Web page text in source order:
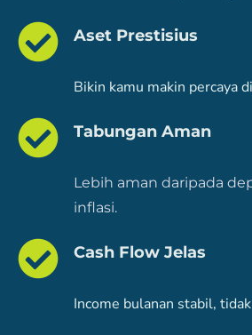
Aset Prestisius
Bikin kamu makin percaya
Tabungan Aman
Lebih aman daripada
inflasi.
Cash Flow Jelas
Income bulanan stabil,